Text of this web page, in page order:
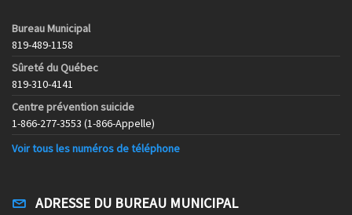
Bureau Municipal
819-489-1158
Sûreté du Québec
819-310-4141
Centre prévention suicide
1-866-277-3553 (1-866-Appelle)
Voir tous les numéros de téléphone
ADRESSE DU BUREAU MUNICIPAL